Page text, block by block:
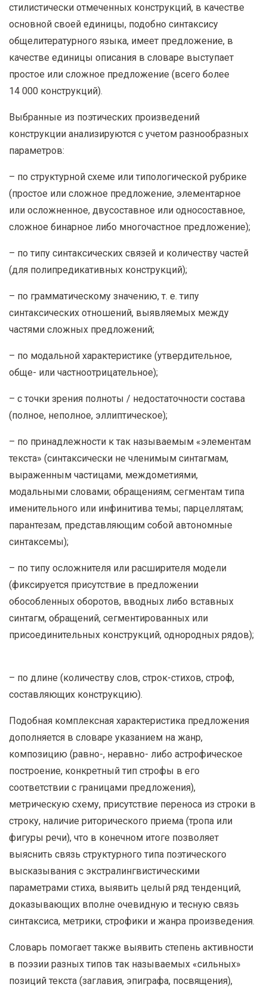
стилистически отмеченных конструкций, в качестве
основной своей единицы, подобно синтаксису
общелитературного языка, имеет предложение, в
качестве единицы описания в словаре выступает
простое или сложное предложение (всего более
14 000 конструкций).
Выбранные из поэтических произведений
конструкции анализируются с учетом разнообразных
параметров:
– по структурной схеме или типологической рубрике
(простое или сложное предложение, элементарное
или осложненное, двусоставное или односоставное,
сложное бинарное либо многочастное предложение);
– по типу синтаксических связей и количеству частей
(для полипредикативных конструкций);
– по грамматическому значению, т. е. типу
синтаксических отношений, выявляемых между
частями сложных предложений;
– по модальной характеристике (утвердительное,
обще- или частноотрицательное);
– с точки зрения полноты / недостаточности состава
(полное, неполное, эллиптическое);
– по принадлежности к так называемым «элементам
текста» (синтаксически не членимым синтагмам,
выраженным частицами, междометиями,
модальными словами; обращениям; сегментам типа
именительного или инфинитива темы; парцеллятам;
парантезам, представляющим собой автономные
синтаксемы);
– по типу осложнителя или расширителя модели
(фиксируется присутствие в предложении
обособленных оборотов, вводных либо вставных
синтагм, обращений, сегментированных или
присоединительных конструкций, однородных рядов);
– по длине (количеству слов, строк-стихов, строф,
составляющих конструкцию).
Подобная комплексная характеристика предложения
дополняется в словаре указанием на жанр,
композицию (равно-, неравно- либо астрофическое
построение, конкретный тип строфы в его
соответствии с границами предложения),
метрическую схему, присутствие переноса из строки в
строку, наличие риторического приема (тропа или
фигуры речи), что в конечном итоге позволяет
выяснить связь структурного типа поэтического
высказывания с экстралингвистическими
параметрами стиха, выявить целый ряд тенденций,
доказывающих вполне очевидную и тесную связь
синтаксиса, метрики, строфики и жанра произведения.
Словарь помогает также выявить степень активности
в поэзии разных типов так называемых «сильных»
позиций текста (заглавия, эпиграфа, посвящения),